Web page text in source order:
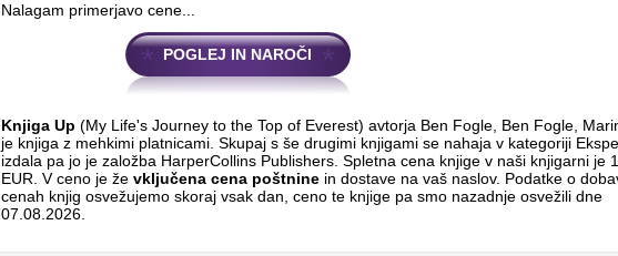
Nalagam primerjavo cene...
POGLEJ IN NAROČI
Knjiga Up (My Life's Journey to the Top of Everest) avtorja Ben Fogle, Ben Fogle,
je knjiga z mehkimi platnicami. Skupaj s še drugimi knjigami se nahaja v kategoriji
izdala pa jo je založba HarperCollins Publishers. Spletna cena knjige v naši knjigarni je
EUR. V ceno je že vključena cena poštnine in dostave na vaš naslov. Podatke o
cenah knjig osvežujemo skoraj vsak dan, ceno te knjige pa smo nazadnje osvežili dne
07.08.2026.